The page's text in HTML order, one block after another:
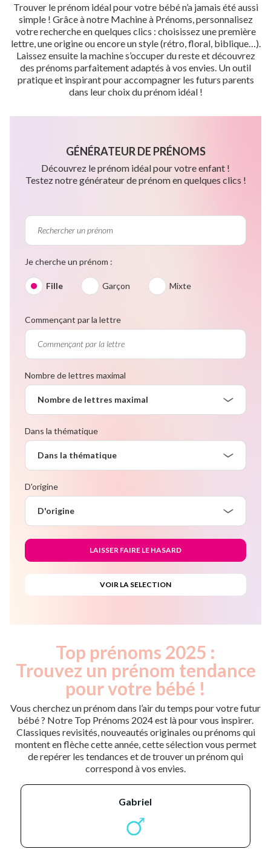
Trouver le prénom idéal pour votre bébé n’a jamais été aussi
simple ! Grâce à notre Machine à Prénoms, personnalisez
votre recherche en quelques clics : choisissez une première
lettre, une origine ou encore un style (rétro, floral, biblique…).
Laissez ensuite la machine s’occuper du reste et découvrez
des prénoms parfaitement adaptés à vos envies. Un outil
pratique et inspirant pour accompagner les futurs parents
dans leur choix du prénom idéal !
GÉNÉRATEUR DE PRÉNOMS
Découvrez le prénom idéal pour votre enfant !
Testez notre générateur de prénom en quelques clics !
Je cherche un prénom :
Fille Garçon Mixte
Commençant par la lettre
Nombre de lettres maximal
Nombre de lettres maximal
Dans la thématique
Dans la thématique
D'origine
D'origine
Top prénoms 2025 :
Trouvez un prénom tendance
pour votre bébé !
Vous cherchez un prénom dans l’air du temps pour votre futur
bébé ? Notre Top Prénoms 2024 est là pour vous inspirer.
Classiques revisités, nouveautés originales ou prénoms qui
montent en flèche cette année, cette sélection vous permet
de repérer les tendances et de trouver un prénom qui
correspond à vos envies.
gabriel